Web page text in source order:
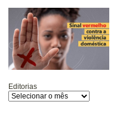
Editorias